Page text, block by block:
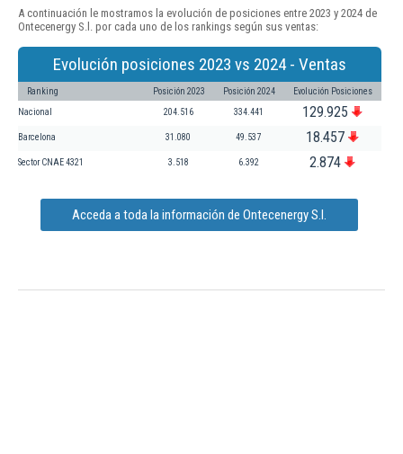
A continuación le mostramos la evolución de posiciones entre 2023 y 2024 de
Ontecenergy S.l. por cada uno de los rankings según sus ventas:
Evolución posiciones 2023 vs 2024 - Ventas
Ranking Posición 2023 Posición 2024 Evolución Posiciones
Nacional 204.516 334.441 129.925
Barcelona 31.080 49.537 18.457
Sector CNAE 4321 3.518 6.392 2.874
Acceda a toda la información de Ontecenergy S.l.